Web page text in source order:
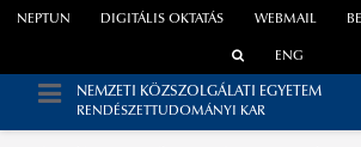
WEBMAIL
NEPTUN DIGITÁLIS OKTATÁS
ENG
NEMZETI KÖZSZOLGÁLATI EGYETEM
RENDÉSZETTUDOMÁNYI KAR